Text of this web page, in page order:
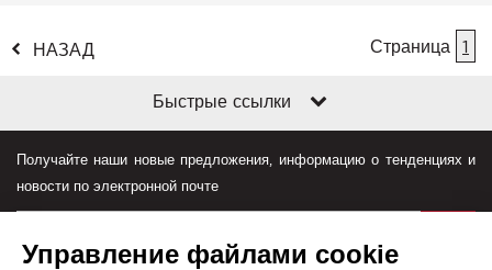
НАЗАД Страница 1
Быстрые ссылки
Получайте наши новые предложения, информацию о тенденциях и
новости по электронной почте
Управление файлами cookie